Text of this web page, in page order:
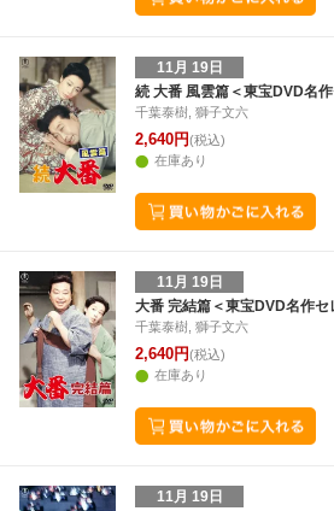
11月 19日
続 大番 風雲篇＜東宝DVD名
千葉泰樹, 獅子文六
2,640円(税込)
在庫あり
11月 19日
大番 完結篇＜東宝DVD名作セ
千葉泰樹, 獅子文六
2,640円(税込)
在庫あり
11月 19日